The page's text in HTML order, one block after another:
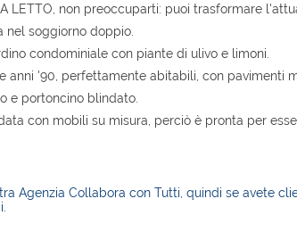
LETTO, non preoccuparti: puoi trasformare
nel soggiorno doppio.
condominiale con piante di ulivo e limoni.
anni '90, perfettamente abitabili, con pavimenti
e portoncino blindato.
con mobili su misura, perciò è pronta per
Agenzia Collabora con Tutti, quindi se avete